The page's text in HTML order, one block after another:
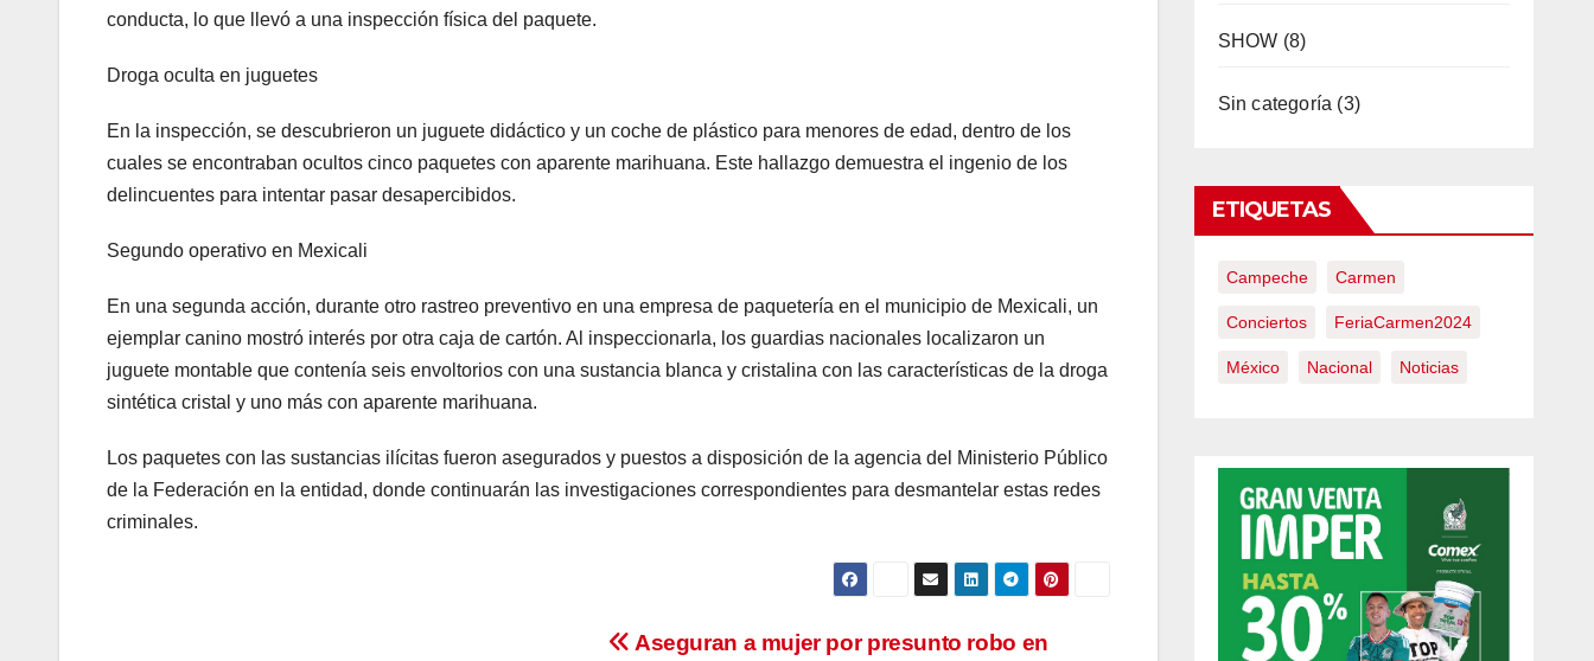
conducta, lo que llevó a una inspección física del paquete.
Droga oculta en juguetes
En la inspección, se descubrieron un juguete didáctico y un coche de plástico para menores de edad, dentro de los
cuales se encontraban ocultos cinco paquetes con aparente marihuana. Este hallazgo demuestra el ingenio de los
delincuentes para intentar pasar desapercibidos.
Segundo operativo en Mexicali
En una segunda acción, durante otro rastreo preventivo en una empresa de paquetería en el municipio de Mexicali, un
ejemplar canino mostró interés por otra caja de cartón. Al inspeccionarla, los guardias nacionales localizaron un
juguete montable que contenía seis envoltorios con una sustancia blanca y cristalina con las características de la droga
sintética cristal y uno más con aparente marihuana.
Los paquetes con las sustancias ilícitas fueron asegurados y puestos a disposición de la agencia del Ministerio Público
de la Federación en la entidad, donde continuarán las investigaciones correspondientes para desmantelar estas redes
criminales.
Aseguran a mujer por presunto robo en
SHOW (8)
Sin categoría (3)
ETIQUETAS
Campeche Carmen
Conciertos FeriaCarmen2024
México Nacional Noticias